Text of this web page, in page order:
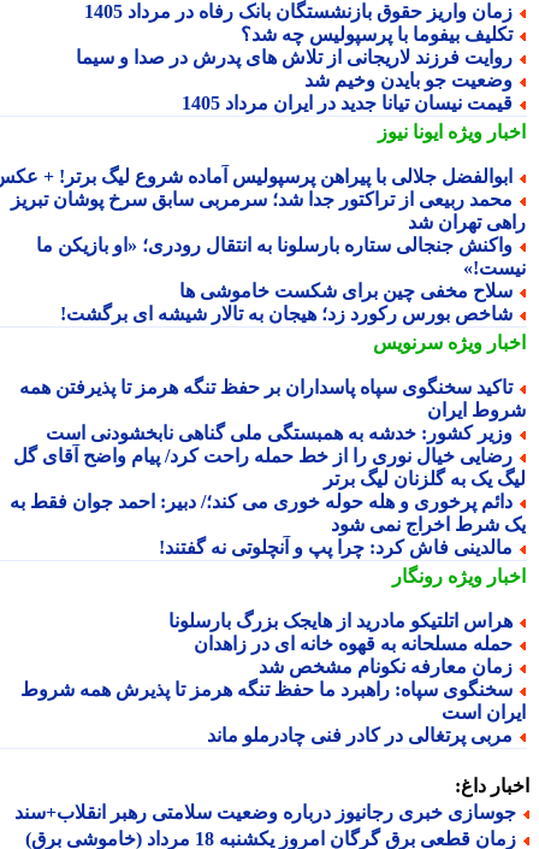
واریز حقوق بازنشستگان بانک رفاه در مرداد 1405
بیفوما با پرسپولیس چه شد؟
فرزند لاریجانی از تلاش های پدرش در صدا و سیما
جو بایدن وخیم شد
نیسان تیانا جدید در ایران مرداد 1405
ویژهایونا نیوز
جلالی با پیراهن پرسپولیس آماده شروع لیگ برتر! + عکس
ربیعی از تراکتور جدا شد؛ سرمربی سابق سرخ پوشان تبریز
تهران شد
جنجالی ستاره بارسلونا به انتقال رودری؛ «او بازیکن ما
مخفی چین برای شکست خاموشی ها
بورس رکورد زد؛ هیجان به تالار شیشه ای برگشت!
ویژهسرنویس
سخنگوی سپاه پاسداران بر حفظ تنگه هرمز تا پذیرفتن همه
ایران
کشور: خدشه به همبستگی ملی گناهی نابخشودنی است
خیال نوری را از خط حمله راحت کرد/ پیام واضح آقای گل
یک به گلزنان لیگ برتر
پرخوری و هله حوله خوری می کند؛/ دبیر: احمد جوان فقط به
شرط اخراج نمی شود
فاش کرد: چرا پپ و آنچلوتی نه گفتند!
ویژهرونگار
اتلتیکو مادرید از هایجک بزرگ بارسلونا
مسلحانه به قهوه خانه ای در زاهدان
معارفه نکونام مشخص شد
سپاه: راهبرد ما حفظ تنگه هرمز تا پذیرش همه شروط
است
پرتغالی در کادر فنی چادرملو ماند
داغ:
خبری رجانیوز درباره وضعیت سلامتی رهبر انقلاب+سند
قطعی برق گرگان امروز یکشنبه 18 مرداد (خاموشی برق)